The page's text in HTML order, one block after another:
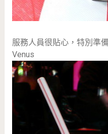
服務人員很貼心，特別準
Venus